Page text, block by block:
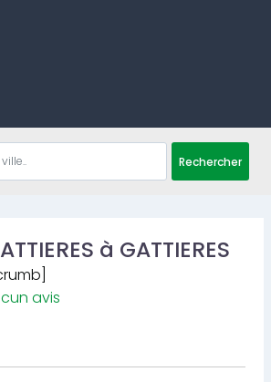
Rechercher
à GATTIERES
avis